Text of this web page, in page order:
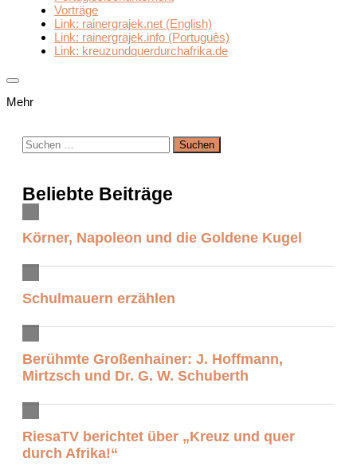
Vorträge
Link: rainergrajek.net (English)
Link: rainergrajek.info (Português)
Link: kreuzundquerdurchafrika.de
Mehr
Suchen
nach:
Beliebte Beiträge
Körner, Napoleon und die Goldene Kugel
Schulmauern erzählen
Berühmte Großenhainer: J. Hoffmann,
Mirtzsch und Dr. G. W. Schuberth
RiesaTV berichtet über „Kreuz und quer
durch Afrika!“